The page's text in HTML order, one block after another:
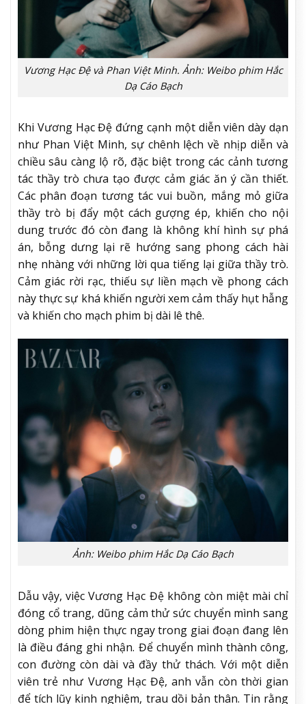
Vương Hạc Đệ và Phan Việt Minh. Ảnh: Weibo phim Hắc
Dạ Cáo Bạch
Khi Vương Hạc Đệ đứng cạnh một diễn viên dày dạn
như Phan Việt Minh, sự chênh lệch về nhịp diễn và
chiều sâu càng lộ rõ, đặc biệt trong các cảnh tương
tác thầy trò chưa tạo được cảm giác ăn ý cần thiết.
Các phân đoạn tương tác vui buồn, mắng mỏ giữa
thầy trò bị đẩy một cách gượng ép, khiến cho nội
dung trước đó còn đang là không khí hình sự phá
án, bỗng dưng lại rẽ hướng sang phong cách hài
nhẹ nhàng với những lời qua tiếng lại giữa thầy trò.
Cảm giác rời rạc, thiếu sự liền mạch về phong cách
này thực sự khá khiến người xem cảm thấy hụt hẫng
và khiến cho mạch phim bị dài lê thê.
Ảnh: Weibo phim Hắc Dạ Cáo Bạch
Dẫu vậy, việc Vương Hạc Đệ không còn miệt mài chỉ
đóng cổ trang, dũng cảm thử sức chuyển mình sang
dòng phim hiện thực ngay trong giai đoạn đang lên
là điều đáng ghi nhận. Để chuyển mình thành công,
con đường còn dài và đầy thử thách. Với một diễn
viên trẻ như Vương Hạc Đệ, anh vẫn còn thời gian
để tích lũy kinh nghiệm, trau dồi bản thân. Tin rằng